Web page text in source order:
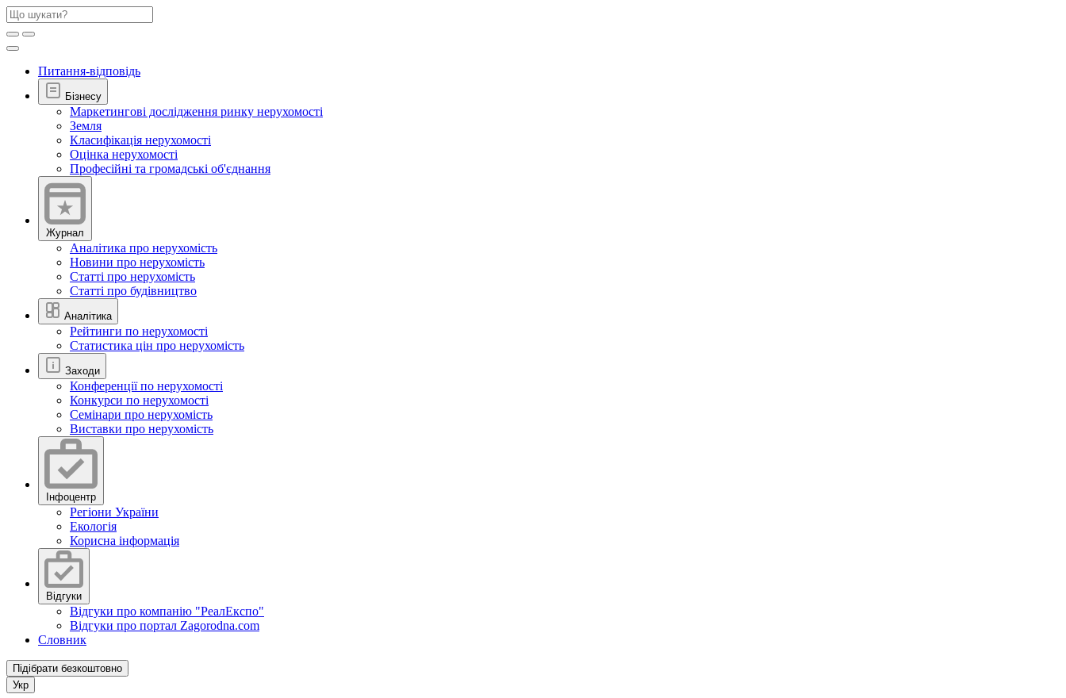
Питання-відповідь
Бізнесу
Маркетингові дослідження ринку нерухомості
Земля
Класифікація нерухомості
Оцінка нерухомості
Професійні та громадські об'єднання
Журнал
Аналітика про нерухомість
Новини про нерухомість
Статті про нерухомість
Статті про будівництво
Аналітика
Рейтинги по нерухомості
Статистика цін про нерухомість
Заходи
Конференції по нерухомості
Конкурси по нерухомості
Семінари про нерухомість
Виставки про нерухомість
Інфоцентр
Регіони України
Екологія
Корисна інформація
Відгуки
Відгуки про компанію "РеалЕкспо"
Відгуки про портал Zagorodna.com
Словник
Підібрати безкоштовно
Укр